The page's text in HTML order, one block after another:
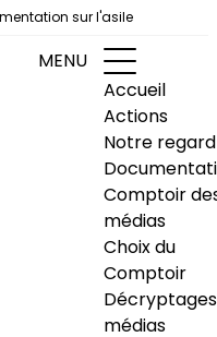
sur l'asile
MENU
Accueil
Actions
Notre regard
Comptoir
médias
Choix du
Comptoir
Décryptages
médias